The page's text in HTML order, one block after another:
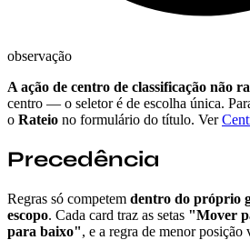
observação
A ação de centro de classificação não
centro — o seletor é de escolha única.
o Rateio no formulário do título. Ver
Precedência
Regras só competem dentro do próprio
escopo. Cada card traz as setas "Mover
para baixo", e a regra de menor posição